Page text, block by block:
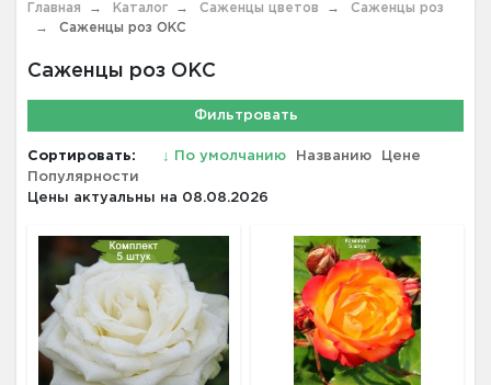
Главная Каталог Саженцы цветов
Саженцы роз
Саженцы роз ОКС
Саженцы роз ОКС
Фильтровать
Сортировать: ↓ По умолчанию Названию
Цене
Популярности
Цены актуальны на 08.08.2026